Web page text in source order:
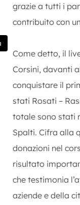
grazie a tutti i
contribuito con
Come detto, il
Corsini, davanti
conquistare il
stati Rosati –
totale sono stati
Spalti. Cifra alla
donazioni nel
risultato
che testimonia
aziende e della